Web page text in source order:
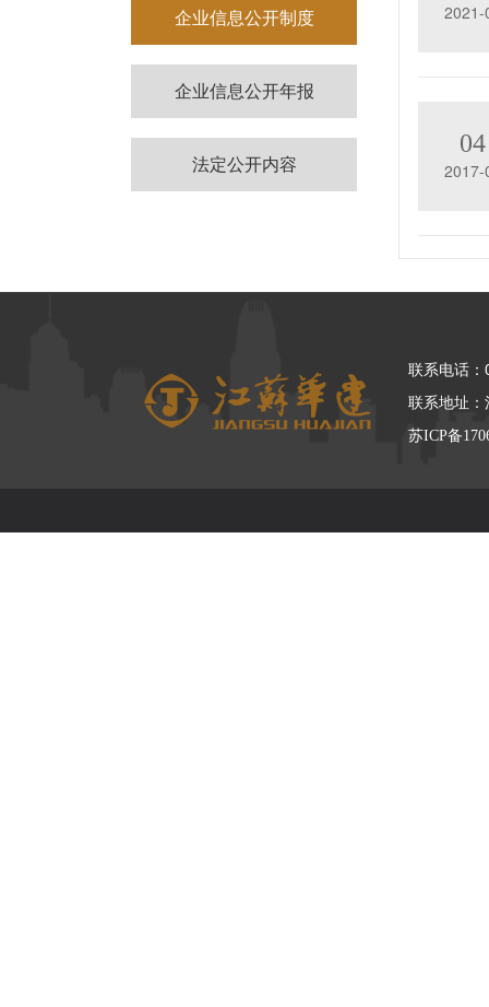
企业信息公开制度
企业信息公开年报
法定公开内容
2021-
04
2017-
联系电话
联系地址
苏ICP备